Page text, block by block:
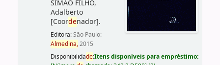
SIMÃO FILHO,
Adalberto
[Coordenador].
Editora:São Paulo:
Almedina,2015
Disponibilidade:Itens disponíveis para empréstimo: